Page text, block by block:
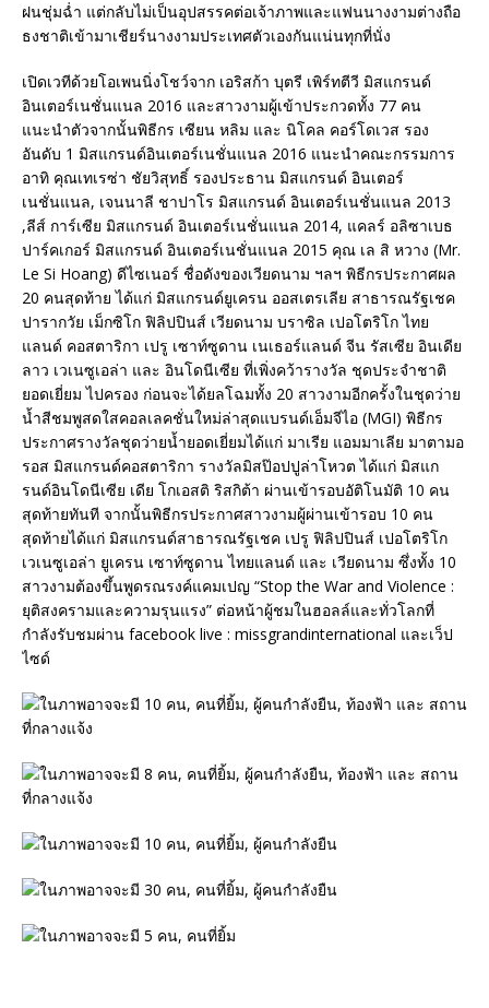
ฝนชุ่มฉ่ำ แต่กลับไม่เป็นอุปสรรคต่อเจ้าภาพและแฟนนางงามต่างถือ
ธงชาติเข้ามาเชียร์นางงามประเทศตัวเองกันแน่นทุกที่นั่ง
เปิดเวทีด้วยโอเพนนิ่งโชว์จาก เอริสก้า บุตรี เพิร์ทตีวี มิสแกรนด์
อินเตอร์เนชั่นแนล 2016 และสาวงามผู้เข้าประกวดทั้ง 77 คน
แนะนำตัวจากนั้นพิธีกร เซียน หลิม และ นิโคล คอร์โดเวส รอง
อันดับ 1 มิสแกรนด์อินเตอร์เนชั่นแนล 2016 แนะนำคณะกรรมการ
อาทิ คุณเทเรซ่า ชัยวิสุทธิ์ รองประธาน มิสแกรนด์ อินเตอร์
เนชั่นแนล, เจนนาลี ชาปาโร มิสแกรนด์ อินเตอร์เนชั่นแนล 2013
,ลีส์ การ์เซีย มิสแกรนด์ อินเตอร์เนชั่นแนล 2014, แคลร์ อลิซาเบธ
ปาร์คเกอร์ มิสแกรนด์ อินเตอร์เนชั่นแนล 2015 คุณ เล สิ หวาง (Mr.
Le Si Hoang) ดีไซเนอร์ ชื่อดังของเวียดนาม ฯลฯ พิธีกรประกาศผล
20 คนสุดท้าย ได้แก่ มิสแกรนด์ยูเครน ออสเตรเลีย สาธารณรัฐเชค
ปารากวัย เม็กซิโก ฟิลิปปินส์ เวียดนาม บราซิล เปอโตริโก ไทย
แลนด์ คอสตาริกา เปรู เซาท์ซูดาน เนเธอร์แลนด์ จีน รัสเซีย อินเดีย
ลาว เวเนซูเอล่า และ อินโดนีเซีย ที่เพิ่งคว้ารางวัล ชุดประจำชาติ
ยอดเยี่ยม ไปครอง ก่อนจะได้ยลโฉมทั้ง 20 สาวงามอีกครั้งในชุดว่าย
น้ำสีชมพูสดใสคอลเลคชั่นใหม่ล่าสุดแบรนด์เอ็มจีไอ (MGI) พิธีกร
ประกาศรางวัลชุดว่ายน้ำยอดเยี่ยมได้แก่ มาเรีย แอมมาเลีย มาตามอ
รอส มิสแกรนด์คอสตาริกา รางวัลมิสป๊อปปูล่าโหวต ได้แก่ มิสแก
รนด์อินโดนีเซีย เดีย โกเอสติ ริสกิต้า ผ่านเข้ารอบอัติโนมัติ 10 คน
สุดท้ายทันที จากนั้นพิธีกรประกาศสาวงามผู้ผ่านเข้ารอบ 10 คน
สุดท้ายได้แก่ มิสแกรนด์สาธารณรัฐเชค เปรู ฟิลิปปินส์ เปอโตริโก
เวเนซูเอล่า ยูเครน เซาท์ซูดาน ไทยแลนด์ และ เวียดนาม ซึ่งทั้ง 10
สาวงามต้องขึ้นพูดรณรงค์แคมเปญ “Stop the War and Violence :
ยุติสงครามและความรุนแรง” ต่อหน้าผู้ชมในฮอลล์และทั่วโลกที่
กำลังรับชมผ่าน facebook live : missgrandinternational และเว็ป
ไซด์